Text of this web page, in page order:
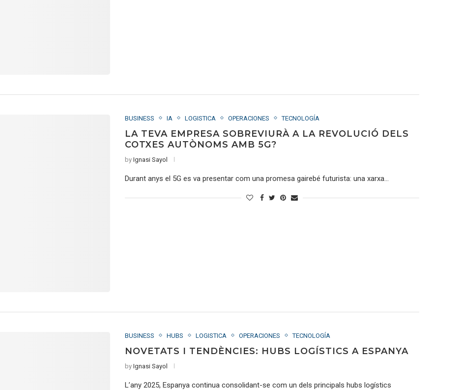
BUSINESS IA LOGISTICA OPERACIONES TECNOLOGÍA
LA TEVA EMPRESA SOBREVIURÀ A LA REVOLUCIÓ DELS
COTXES AUTÒNOMS AMB 5G?
byIgnasi Sayol
Durant anys el 5G es va presentar com una promesa gairebé futurista: una xarxa…
BUSINESS HUBS LOGISTICA OPERACIONES TECNOLOGÍA
NOVETATS I TENDÈNCIES: HUBS LOGÍSTICS A ESPANYA
byIgnasi Sayol
L’any 2025, Espanya continua consolidant-se com un dels principals hubs logístics